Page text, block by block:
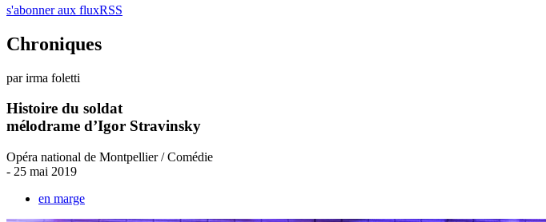
s'abonner aux fluxRSS
Chroniques
par irma foletti
Histoire du soldat
mélodrame d’Igor Stravinsky
Opéra national de Montpellier / Comédie
- 25 mai 2019
en marge